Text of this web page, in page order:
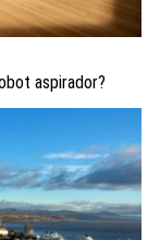
aspirador?